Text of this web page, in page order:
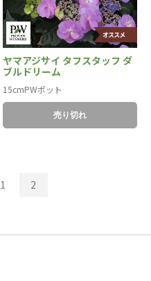
ヤマアジサイ タフスタッフ ダ
ブルドリーム
15cmPWポット
売り切れ
1 2